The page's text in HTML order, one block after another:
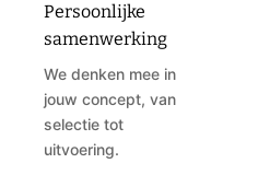
Persoonlijke
samenwerking
We denken mee in
jouw concept, van
selectie tot
uitvoering.